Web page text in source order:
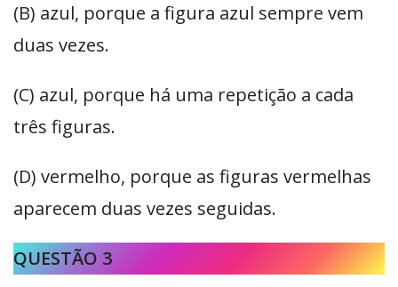
(B) azul, porque a figura azul sempre vem
duas vezes.
(C) azul, porque há uma repetição a cada
três figuras.
(D) vermelho, porque as figuras vermelhas
aparecem duas vezes seguidas.
QUESTÃO 3